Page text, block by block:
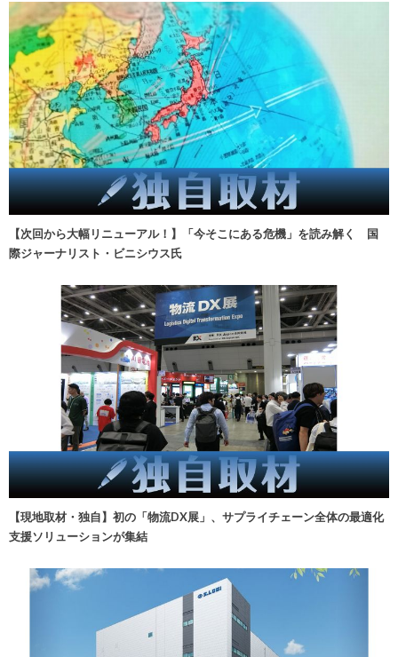
【次回から大幅リニューアル！】「今そこにある危機」を読み解く 国
際ジャーナリスト・ビニシウス氏
【現地取材・独自】初の「物流DX展」、サプライチェーン全体の最適化
支援ソリューションが集結